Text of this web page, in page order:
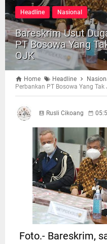
Headline Nasional
Bareskrim Usut
PT Bosowa Yang
OJK
Home Headline
Perbankan PT Bosowa Yang
Rusli Cikoang
Foto.- Bareskrim,